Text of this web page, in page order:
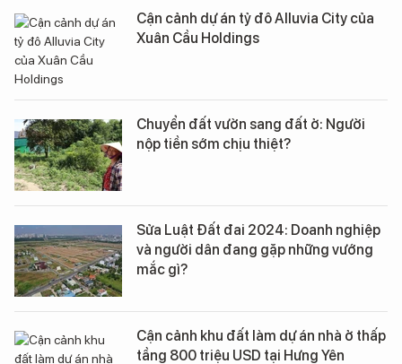
Cận cảnh dự án tỷ đô Alluvia City của
Xuân Cầu Holdings
Chuyển đất vườn sang đất ở: Người
nộp tiền sớm chịu thiệt?
Sửa Luật Đất đai 2024: Doanh nghiệp
và người dân đang gặp những vướng
mắc gì?
Cận cảnh khu đất làm dự án nhà ở thấp
tầng 800 triệu USD tại Hưng Yên